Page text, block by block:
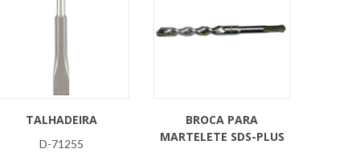
TALHADEIRA
D-71255
BROCA PARA
MARTELETE SDS-PLUS